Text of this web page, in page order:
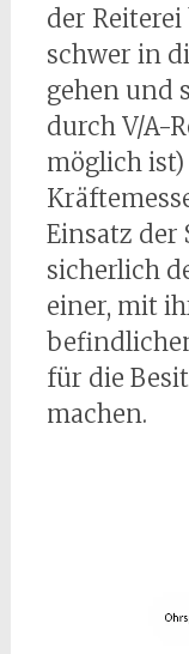
der
schwer in
gehen und
durch V/A-
möglich
Einsatz der
sicherlich
einer, mit
für die
machen.